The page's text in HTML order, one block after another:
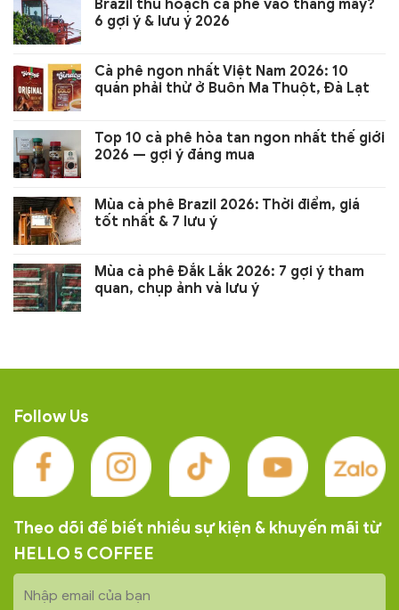
Brazil thu hoạch cà phê vào tháng mấy?
6 gợi ý & lưu ý 2026
Cà phê ngon nhất Việt Nam 2026: 10
quán phải thử ở Buôn Ma Thuột, Đà Lạt
Top 10 cà phê hòa tan ngon nhất thế giới
2026 — gợi ý đáng mua
Mùa cà phê Brazil 2026: Thời điểm, giá
tốt nhất & 7 lưu ý
Mùa cà phê Đắk Lắk 2026: 7 gợi ý tham
quan, chụp ảnh và lưu ý
Follow Us
Theo dõi để biết nhiều sự kiện & khuyến mãi từ
HELLO 5 COFFEE